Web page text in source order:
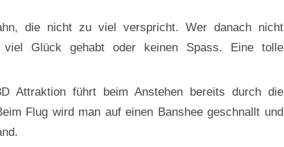
die nicht zu viel verspricht. Wer danach nicht
Glück gehabt oder keinen Spass. Eine tolle
Attraktion führt beim Anstehen bereits durch die
Flug wird man auf einen Banshee geschnallt und